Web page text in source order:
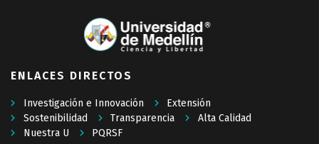
ENLACES DIRECTOS
Investigación e Innovación
Extensión
Sostenibilidad
Transparencia
Alta Calidad
Nuestra U
PQRSF